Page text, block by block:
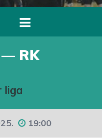
— RK
liga
19:00